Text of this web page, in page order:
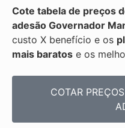
Cote tabela de preços
adesão Governador
custo X benefício e os
mais baratos e os
COTAR